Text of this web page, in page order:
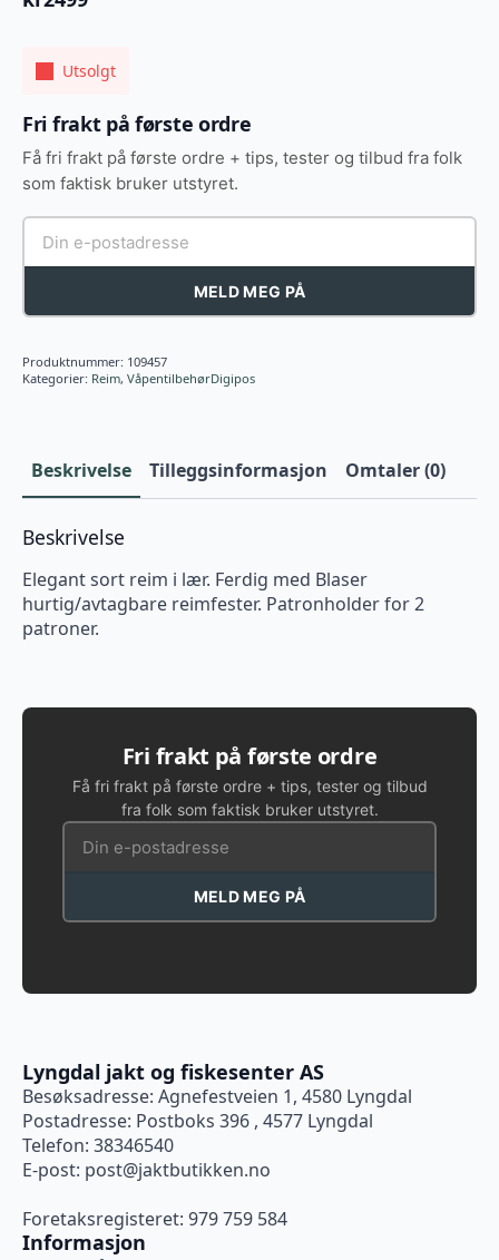
Utsolgt
Fri frakt på første ordre
Få fri frakt på første ordre + tips, tester og tilbud fra folk
som faktisk bruker utstyret.
MELD MEG PÅ
Produktnummer: 109457
Kategorier: Reim, VåpentilbehørDigipos
Beskrivelse Tilleggsinformasjon Omtaler (0)
Beskrivelse
Elegant sort reim i lær. Ferdig med Blaser
hurtig/avtagbare reimfester. Patronholder for 2
patroner.
Fri frakt på første ordre
Få fri frakt på første ordre + tips, tester og tilbud
fra folk som faktisk bruker utstyret.
MELD MEG PÅ
Lyngdal jakt og fiskesenter AS
Besøksadresse: Agnefestveien 1, 4580 Lyngdal
Postadresse: Postboks 396 , 4577 Lyngdal
Telefon: 38346540
E-post: post@jaktbutikken.no
Foretaksregisteret: 979 759 584
Informasjon